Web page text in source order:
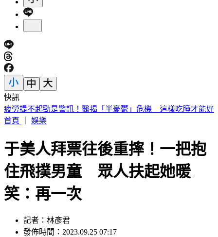
快訊
金價「這時」有望突破5000美元 瑞銀曝3大利多關鍵
首頁
娛樂
于美人拜票往後重摔！一把抱
住飛撲男童 眾人扶起她暖
笑：再一次
記者：林彥君
發佈時間：2023.09.25 07:17